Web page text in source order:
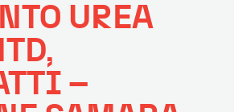
UREA
–